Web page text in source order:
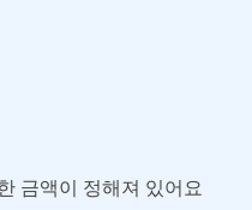
금액이 정해져 있어요